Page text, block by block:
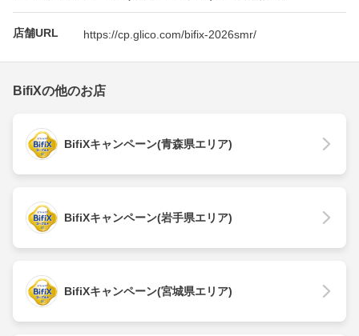
店舗URL https://cp.glico.com/bifix-2026smr/
BifiXの他のお店
BifiXキャンペーン(青森県エリア)
BifiXキャンペーン(岩手県エリア)
BifiXキャンペーン(宮城県エリア)